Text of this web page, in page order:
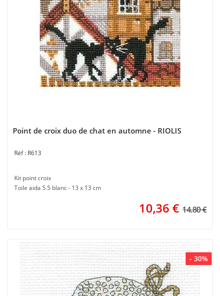
Point de croix duo de chat en automne - RIOLIS
R613
Kit point croix
Toile aida 5.5 blanc - 13 x 13 cm
10,36 € 14.80 €
- 30%